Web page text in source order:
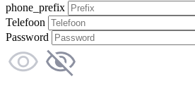
phone_prefix
Telefoon
Password